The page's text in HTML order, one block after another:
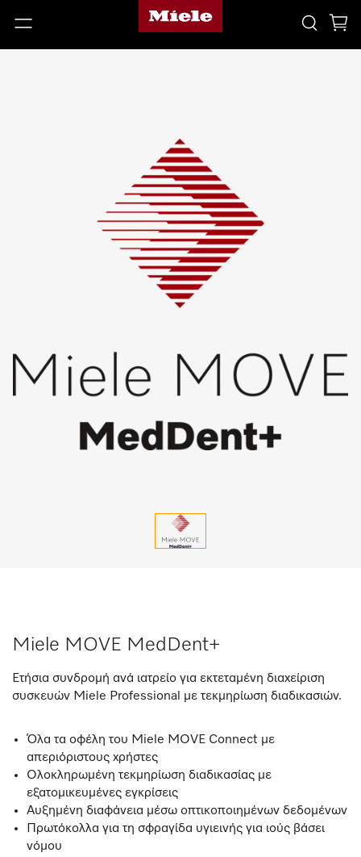
Miele MOVE MedDent+
Ετήσια συνδρομή ανά ιατρείο για εκτεταμένη διαχείριση
συσκευών Miele Professional με τεκμηρίωση διαδικασιών.
Όλα τα οφέλη του Miele MOVE Connect με
απεριόριστους χρήστες
Ολοκληρωμένη τεκμηρίωση διαδικασίας με
εξατομικευμένες εγκρίσεις
Αυξημένη διαφάνεια μέσω οπτικοποιημένων δεδομένων
Πρωτόκολλα για τη σφραγίδα υγιεινής για ιούς βάσει
νόμου